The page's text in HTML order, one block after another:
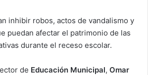
inhibir robos, actos de vandalismo y
puedan afectar el patrimonio de las
durante el receso escolar.
de Educación Municipal, Omar